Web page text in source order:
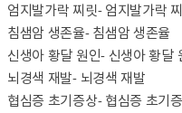
엄지발가락 찌릿- 엄지발가락
침샘암 생존율- 침샘암 생존율
신생아 황달 원인- 신생아 황달
뇌경색 재발- 뇌경색 재발
협심증 초기증상- 협심증 초기